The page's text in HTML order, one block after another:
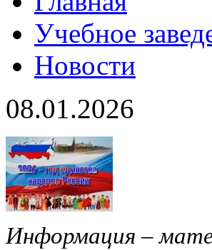
Учебное
Новости
08.01.2026
Информация –